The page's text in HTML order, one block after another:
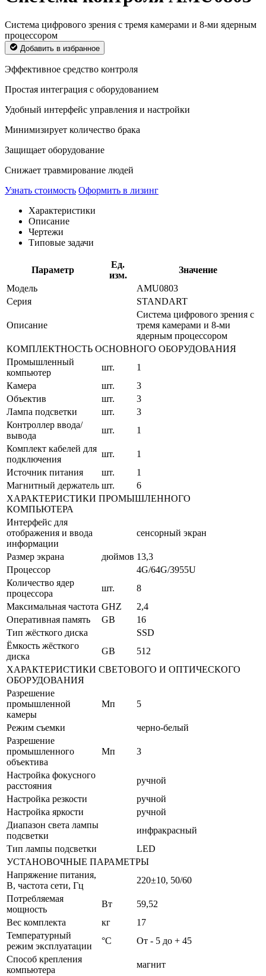
Система цифрового зрения с тремя камерами и 8-ми ядерным
процессором
Добавить в избранное
Эффективное средство контроля
Простая интеграция с оборудованием
Удобный интерфейс управления и настройки
Минимизирует количество брака
Защищает оборудование
Снижает травмирование людей
Узнать стоимость Оформить в лизинг
Характеристики
Описание
Чертежи
Типовые задачи
Параметр
Ед.
изм.
Значение
Модель
AMU0803
Серия
STANDART
Описание
Система цифрового зрения с
тремя камерами и 8-ми
ядерным процессором
КОМПЛЕКТНОСТЬ ОСНОВНОГО ОБОРУДОВАНИЯ
Промышленный
компьютер
шт.
1
Камера
шт.
3
Объектив
шт.
3
Лампа подсветки
шт.
3
Контроллер ввода/
вывода
шт.
1
Комплект кабелей для
подключения
шт.
1
Источник питания
шт.
1
Магнитный держатель шт.
6
ХАРАКТЕРИСТИКИ ПРОМЫШЛЕННОГО
КОМПЬЮТЕРА
Интерфейс для
отображения и ввода
информации
сенсорный экран
Размер экрана дюймов 13,3
Процессор
4G/64G/3955U
Количество ядер
процессора
шт.
8
Максимальная частота GHZ
2,4
Оперативная память
GB
16
Тип жёсткого диска
SSD
Ёмкость жёсткого
диска
GB
512
ХАРАКТЕРИСТИКИ СВЕТОВОГО И ОПТИЧЕСКОГО
ОБОРУДОВАНИЯ
Разрешение
промышленной
камеры
Мп 5
Режим съемки
черно-белый
Разрешение
промышленного
объектива
Мп 3
Настройка фокусного
расстояния
ручной
Настройка резкости
ручной
Настройка яркости
ручной
Диапазон света лампы
подсветки
инфракрасный
Тип лампы подсветки
LED
УСТАНОВОЧНЫЕ ПАРАМЕТРЫ
Напряжение питания,
В, частота сети, Гц
220±10, 50/60
Потребляемая
мощность
Вт
59,52
Вес комплекта
кг
17
Температурный
режим эксплуатации
°C
От - 5 до + 45
Способ крепления
компьютера
магнит